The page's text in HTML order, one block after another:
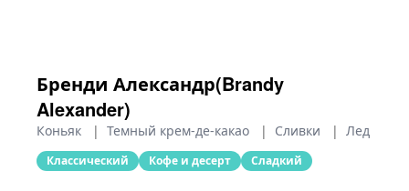
Бренди Александр(Brandy
Alexander)
Коньяк | Темный крем-де-какао | Сливки | Лед
Классический Кофе и десерт Сладкий